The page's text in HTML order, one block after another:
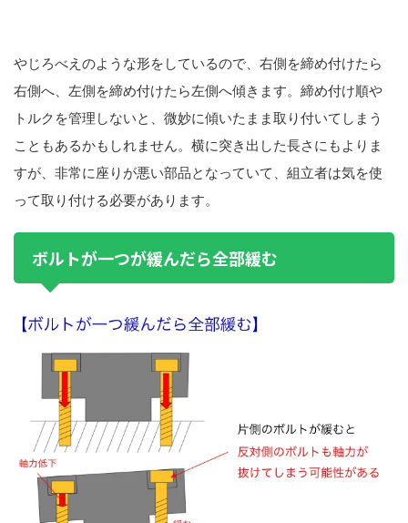
やじろべえのような形をしているので、右側を締め付けたら
右側へ、左側を締め付けたら左側へ傾きます。締め付け順や
トルクを管理しないと、微妙に傾いたまま取り付いてしまう
こともあるかもしれません。横に突き出した長さにもよりま
すが、非常に座りが悪い部品となっていて、組立者は気を使
って取り付ける必要があります。
ボルトが一つが緩んだら全部緩む